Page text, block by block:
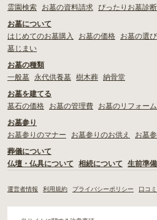
霊園検索
お墓の資料請求 ぴったりお墓診断
お墓について
はじめてのお墓購入
お墓の価格 お墓の選
墓じまい
お墓の種類
一般墓
永代供養墓 樹木葬 納骨堂
お墓を建てる
墓石の価格
お墓の管理費
お墓のリフォーム
お墓参り
お墓参りのマナー
お墓参りのお供え お墓
葬儀について
仏壇・仏具について
相続について 生前準
運営者情報 利用規約 プライバシーポリシー 口コ